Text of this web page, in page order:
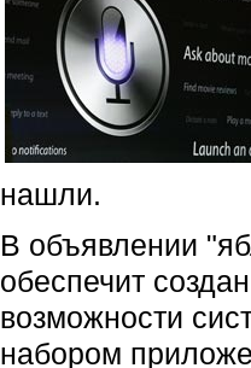
нашли.
В объявлении
обеспечит
возможности
набором